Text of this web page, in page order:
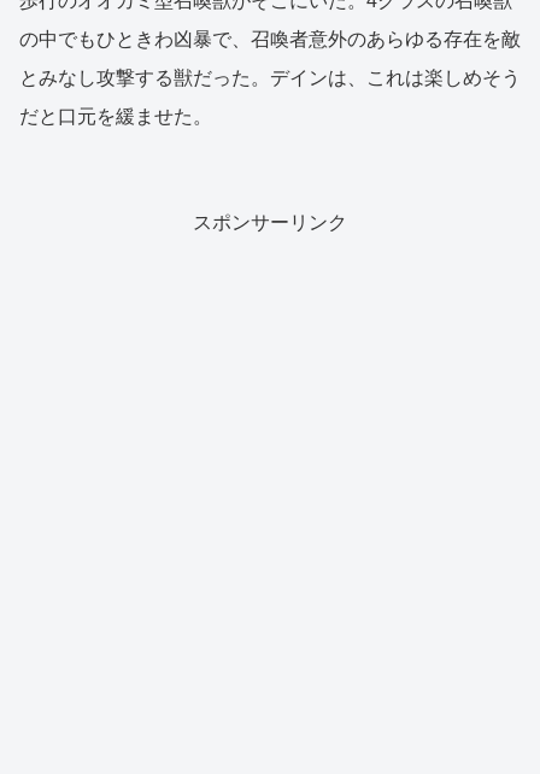
の中でもひときわ凶暴で、召喚者意外のあらゆる存在を敵
とみなし攻撃する獣だった。デインは、これは楽しめそう
だと口元を緩ませた。
スポンサーリンク